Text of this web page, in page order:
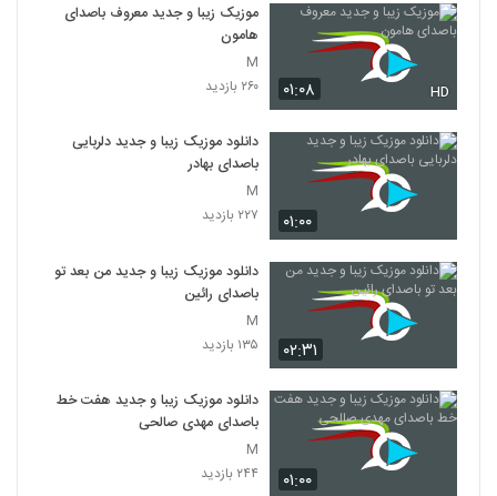
۰۱:۰۸ HD
موزیک زیبا و جدید معروف باصدای
هامون
M
۲۶۰ بازدید
۰۱:۰۰
دانلود موزیک زیبا و جدید دلربایی
باصدای بهادر
M
۲۲۷ بازدید
۰۲:۳۱
دانلود موزیک زیبا و جدید من بعد تو
باصدای رائین
M
۱۳۵ بازدید
۰۱:۰۰
دانلود موزیک زیبا و جدید هفت خط
باصدای مهدی صالحی
M
۲۴۴ بازدید